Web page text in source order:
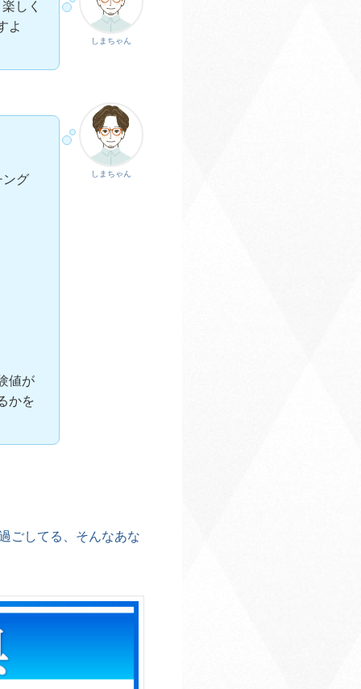
しまちゃん
しく
よ
しまちゃん
ング
値が
かを
ごしてる、そんなあな